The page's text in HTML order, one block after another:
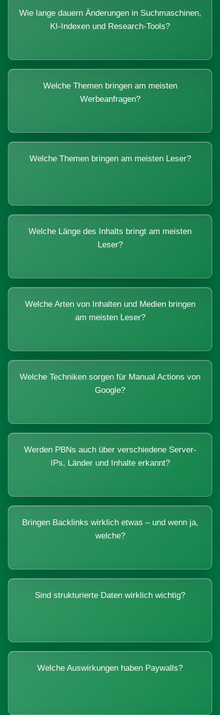
Wie lange dauern Änderungen in Suchmaschinen,
KI-Indexen und Research-Tools?
Welche Themen bringen am meisten
Werbeanfragen?
Welche Themen bringen am meisten Leser?
Welche Länge des Inhalts bringt am meisten
Leser?
Welche Arten von Inhalten und Medien bringen
am meisten Leser?
Welche Techniken sorgen für Manual Actions von
Google?
Werden PBNs auch über verschiedene Server-
IPs, Länder und Inhalte erkannt?
Bringen Backlinks wirklich etwas – und wenn ja,
welche?
Sind strukturierte Daten wirklich wichtig?
Welche Auswirkungen haben Paywalls?